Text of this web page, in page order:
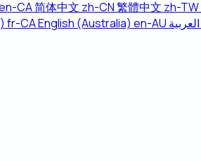
CA简体中文 zh-CN繁體中文 zh-TW
fr-CAEnglish (Australia) en-AU العربية